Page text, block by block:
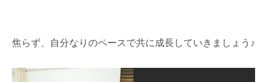
焦らず、自分なりのペースで共に成長していきましょう♪